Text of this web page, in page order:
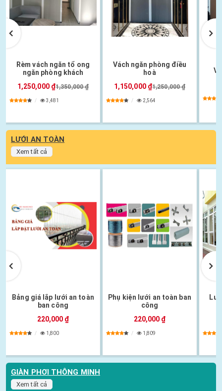
Rèm vách ngăn tổ ong
ngăn phòng khách
1,250,000 ₫1,350,000 ₫
3,481
Vách ngăn phòng điều
hoà
1,150,000 ₫1,250,000 ₫
2,564
LƯỚI AN TOÀN
Xem tất cả
Bảng giá lắp lưới an toàn
ban công
220,000 ₫
1,800
Phụ kiện lưới an toàn ban
công
220,000 ₫
1,809
GIÀN PHƠI THÔNG MINH
Xem tất cả